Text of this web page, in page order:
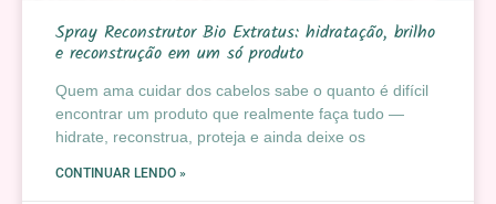
Spray Reconstrutor Bio Extratus: hidratação, brilho
e reconstrução em um só produto
Quem ama cuidar dos cabelos sabe o quanto é difícil
encontrar um produto que realmente faça tudo —
hidrate, reconstrua, proteja e ainda deixe os
CONTINUAR LENDO »